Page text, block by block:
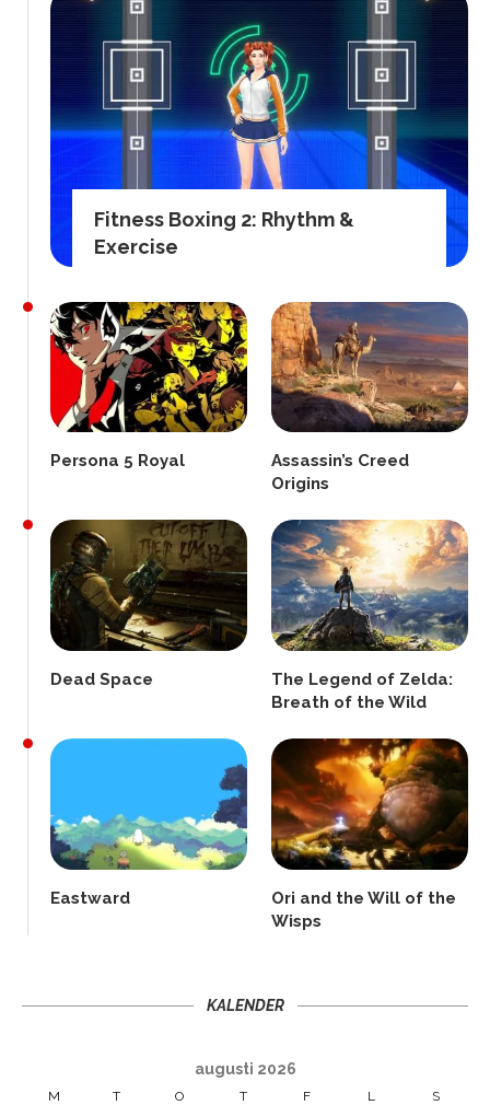
Fitness Boxing 2: Rhythm &
Exercise
Persona 5 Royal
Assassin’s Creed
Origins
Dead Space
The Legend of Zelda:
Breath of the Wild
Eastward
Ori and the Will of the
Wisps
KALENDER
augusti 2026
M T O T F L S